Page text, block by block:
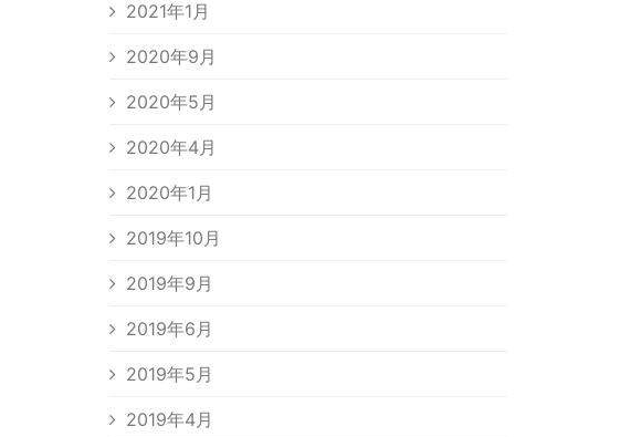
2021年1月
2020年9月
2020年5月
2020年4月
2020年1月
2019年10月
2019年9月
2019年6月
2019年5月
2019年4月